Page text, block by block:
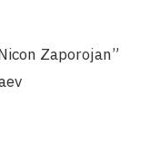
Zaporojan”